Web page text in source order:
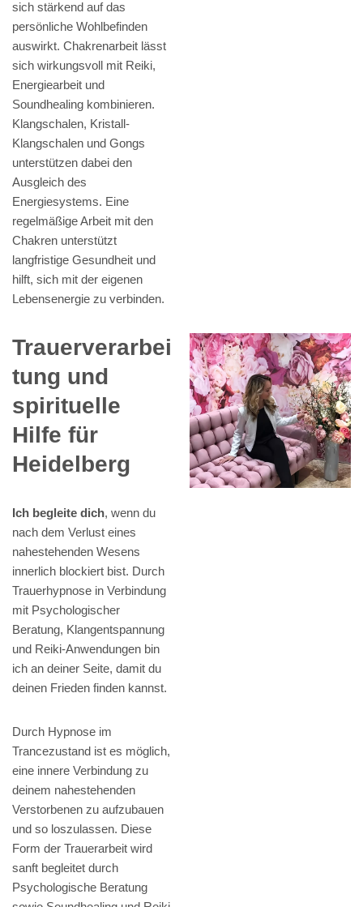
sich stärkend auf das
persönliche Wohlbefinden
auswirkt. Chakrenarbeit lässt
sich wirkungsvoll mit Reiki,
Energiearbeit und
Soundhealing kombinieren.
Klangschalen, Kristall-
Klangschalen und Gongs
unterstützen dabei den
Ausgleich des
Energiesystems. Eine
regelmäßige Arbeit mit den
Chakren unterstützt
langfristige Gesundheit und
hilft, sich mit der eigenen
Lebensenergie zu verbinden.
Trauerverarbei
tung und
spirituelle
Hilfe für
Heidelberg
Ich begleite dich, wenn du
nach dem Verlust eines
nahestehenden Wesens
innerlich blockiert bist. Durch
Trauerhypnose in Verbindung
mit Psychologischer
Beratung, Klangentspannung
und Reiki-Anwendungen bin
ich an deiner Seite, damit du
deinen Frieden finden kannst.
Durch Hypnose im
Trancezustand ist es möglich,
eine innere Verbindung zu
deinem nahestehenden
Verstorbenen zu aufzubauen
und so loszulassen. Diese
Form der Trauerarbeit wird
sanft begleitet durch
Psychologische Beratung